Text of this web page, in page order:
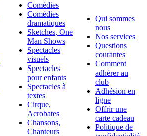
Comédies
Comédies
dramatiques
Sketches, One
Man Shows
Spectacles
visuels
Spectacles
pour enfants
Spectacles à
textes
Cirque,
Acrobates
Chansons,
Chanteurs
Qui sommes
nous
Nos services
Questions
courantes
Comment
adhérer au
club
Adhésion en
ligne
Offrir une
carte cadeau
Politique de